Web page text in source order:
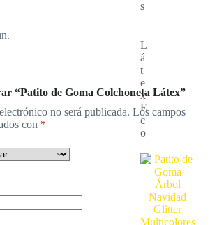
s
L
á
t
e
x
E
c
o
“Patito de Goma Colchoneta Látex”
no será publicada. Los campos
con *